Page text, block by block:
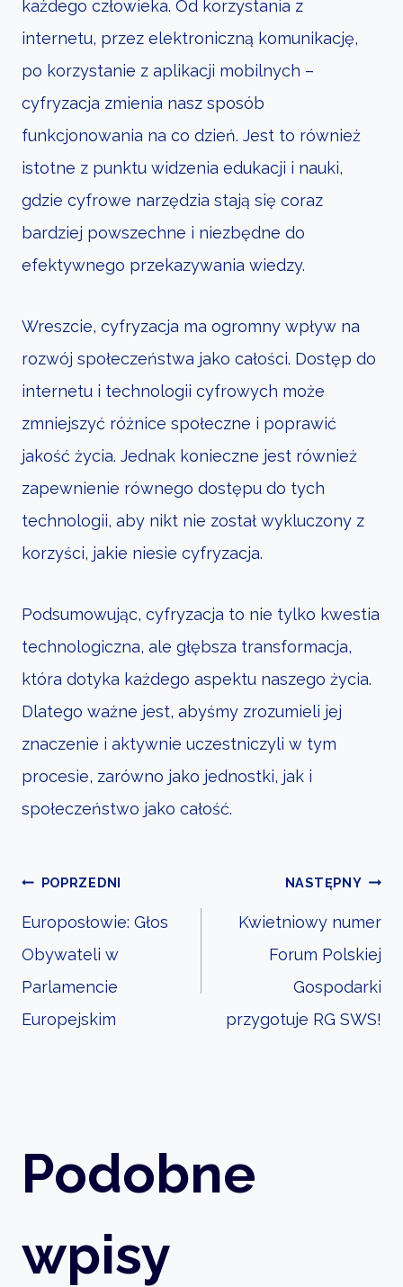
każdego człowieka. Od korzystania z
internetu, przez elektroniczną komunikację,
po korzystanie z aplikacji mobilnych –
cyfryzacja zmienia nasz sposób
funkcjonowania na co dzień. Jest to również
istotne z punktu widzenia edukacji i nauki,
gdzie cyfrowe narzędzia stają się coraz
bardziej powszechne i niezbędne do
efektywnego przekazywania wiedzy.
Wreszcie, cyfryzacja ma ogromny wpływ na
rozwój społeczeństwa jako całości. Dostęp do
internetu i technologii cyfrowych może
zmniejszyć różnice społeczne i poprawić
jakość życia. Jednak konieczne jest również
zapewnienie równego dostępu do tych
technologii, aby nikt nie został wykluczony z
korzyści, jakie niesie cyfryzacja.
Podsumowując, cyfryzacja to nie tylko kwestia
technologiczna, ale głębsza transformacja,
która dotyka każdego aspektu naszego życia.
Dlatego ważne jest, abyśmy zrozumieli jej
znaczenie i aktywnie uczestniczyli w tym
procesie, zarówno jako jednostki, jak i
społeczeństwo jako całość.
Nawigacja
wpisu
POPRZEDNI
Europosłowie: Głos
Obywateli w
Parlamencie
Europejskim
NASTĘPNY
Kwietniowy numer
Forum Polskiej
Gospodarki
przygotuje RG SWS!
Podobne
wpisy